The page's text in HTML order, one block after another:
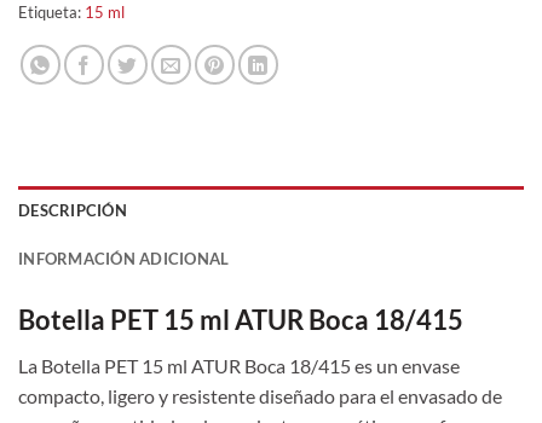
Etiqueta: 15 ml
DESCRIPCIÓN
INFORMACIÓN ADICIONAL
Botella PET 15 ml ATUR Boca 18/415
La Botella PET 15 ml ATUR Boca 18/415 es un envase
compacto, ligero y resistente diseñado para el envasado de